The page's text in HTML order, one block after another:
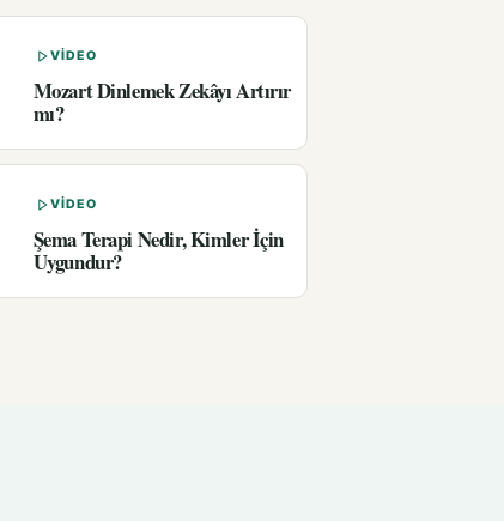
VIDEO
Mozart Dinlemek Zekâyı Artırır
mı?
VIDEO
Şema Terapi Nedir, Kimler İçin
Uygundur?